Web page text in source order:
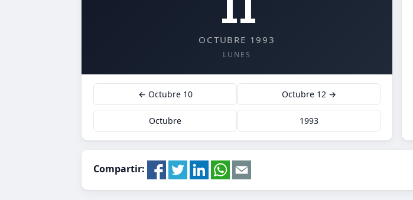
OCTUBRE 1993
LUNES
← Octubre 10 Octubre 12 →
Octubre 1993
Compartir: